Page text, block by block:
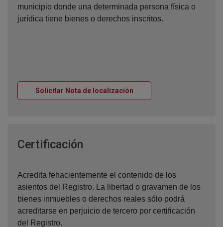
municipio donde una determinada persona física o
jurídica tiene bienes o derechos inscritos.
Solicitar Nota de localización
Certificación
Acredita fehacientemente el contenido de los
asientos del Registro. La libertad o gravamen de los
bienes inmuebles o derechos reales sólo podrá
acreditarse en perjuicio de tercero por certificación
del Registro.